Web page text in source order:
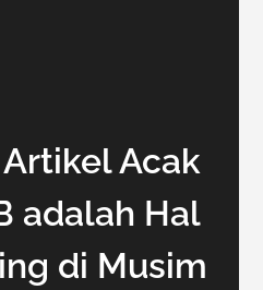
Acak
adalah Hal
di Musim